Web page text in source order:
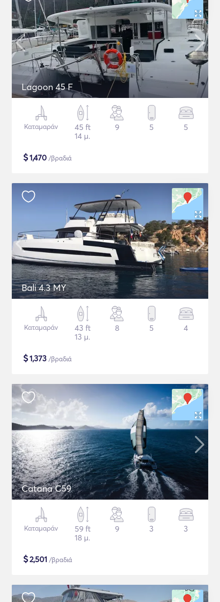
Lagoon 45 F
Καταμαράν
45 ft
14 μ.
9 5 5
$1,470 /βραδιά
Bali 4.3 MY
Καταμαράν
43 ft
13 μ.
8 5 4
$1,373 /βραδιά
Catana C59
Καταμαράν
59 ft
18 μ.
9 3 3
$2,501 /βραδιά